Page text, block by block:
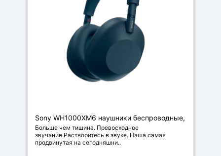
Sony WH1000XM6 наушники беспроводные,
цвет синий
Больше чем тишина. Превосходное
звучание.Растворитесь в звуке. Наша самая
продвинутая на сегодняшни..